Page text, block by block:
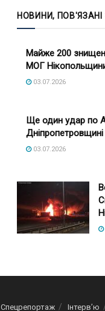
НОВИНИ, ПОВ'ЯЗАНІ
Майже 200
МОГ
03.07.2026
Ще один удар по
Дніпропетровщині
03.07.2026
Спецрепортаж Інтерв’ю